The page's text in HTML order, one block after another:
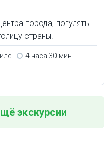
города, погулять
страны.
4 часа 30 мин.
экскурсии